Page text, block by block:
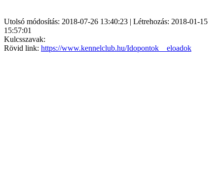
Utolsó módosítás: 2018-07-26 13:40:23 | Létrehozás: 2018-01-15
15:57:01
Kulcsszavak:
Rövid link: https://www.kennelclub.hu/Idopontok__eloadok